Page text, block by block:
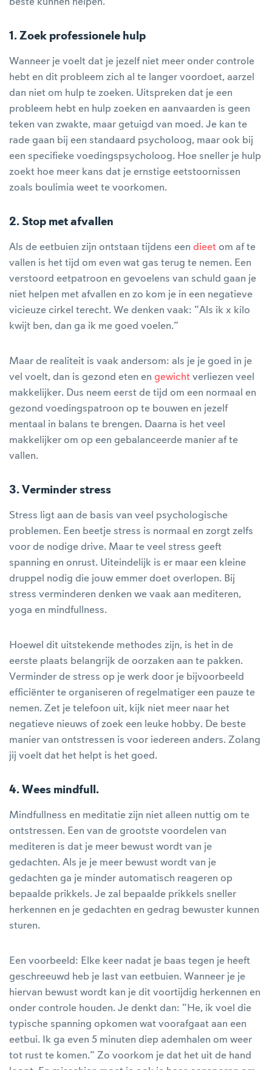
1. Zoek professionele hulp
Wanneer je voelt dat je jezelf niet meer onder controle
hebt en dit probleem zich al te langer voordoet, aarzel
dan niet om hulp te zoeken. Uitspreken dat je een
probleem hebt en hulp zoeken en aanvaarden is geen
teken van zwakte, maar getuigd van moed. Je kan te
rade gaan bij een standaard psycholoog, maar ook bij
een specifieke voedingspsycholoog. Hoe sneller je hulp
zoekt hoe meer kans dat je ernstige eetstoornissen
zoals boulimia weet te voorkomen.
2. Stop met afvallen
Als de eetbuien zijn ontstaan tijdens een dieet om af te
vallen is het tijd om even wat gas terug te nemen. Een
verstoord eetpatroon en gevoelens van schuld gaan je
niet helpen met afvallen en zo kom je in een negatieve
vicieuze cirkel terecht. We denken vaak: “Als ik x kilo
kwijt ben, dan ga ik me goed voelen.”
Maar de realiteit is vaak andersom: als je je goed in je
vel voelt, dan is gezond eten en gewicht verliezen veel
makkelijker. Dus neem eerst de tijd om een normaal en
gezond voedingspatroon op te bouwen en jezelf
mentaal in balans te brengen. Daarna is het veel
makkelijker om op een gebalanceerde manier af te
vallen.
3. Verminder stress
Stress ligt aan de basis van veel psychologische
problemen. Een beetje stress is normaal en zorgt zelfs
voor de nodige drive. Maar te veel stress geeft
spanning en onrust. Uiteindelijk is er maar een kleine
druppel nodig die jouw emmer doet overlopen. Bij
stress verminderen denken we vaak aan mediteren,
yoga en mindfullness.
Hoewel dit uitstekende methodes zijn, is het in de
eerste plaats belangrijk de oorzaken aan te pakken.
Verminder de stress op je werk door je bijvoorbeeld
efficiënter te organiseren of regelmatiger een pauze te
nemen. Zet je telefoon uit, kijk niet meer naar het
negatieve nieuws of zoek een leuke hobby. De beste
manier van ontstressen is voor iedereen anders. Zolang
jij voelt dat het helpt is het goed.
4. Wees mindfull.
Mindfullness en meditatie zijn niet alleen nuttig om te
ontstressen. Een van de grootste voordelen van
mediteren is dat je meer bewust wordt van je
gedachten. Als je je meer bewust wordt van je
gedachten ga je minder automatisch reageren op
bepaalde prikkels. Je zal bepaalde prikkels sneller
herkennen en je gedachten en gedrag bewuster kunnen
sturen.
Een voorbeeld: Elke keer nadat je baas tegen je heeft
geschreeuwd heb je last van eetbuien. Wanneer je je
hiervan bewust wordt kan je dit voortijdig herkennen en
onder controle houden. Je denkt dan: “He, ik voel die
typische spanning opkomen wat voorafgaat aan een
eetbui. Ik ga even 5 minuten diep ademhalen om weer
tot rust te komen.” Zo voorkom je dat het uit de hand